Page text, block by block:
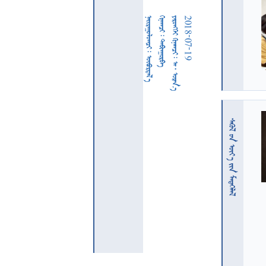
         2018-07-19
  